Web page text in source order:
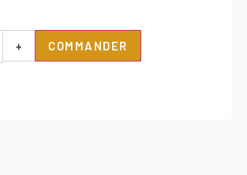
+ COMMANDER